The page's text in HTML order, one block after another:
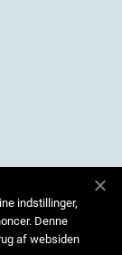
indstillinger,
Denne
af websiden